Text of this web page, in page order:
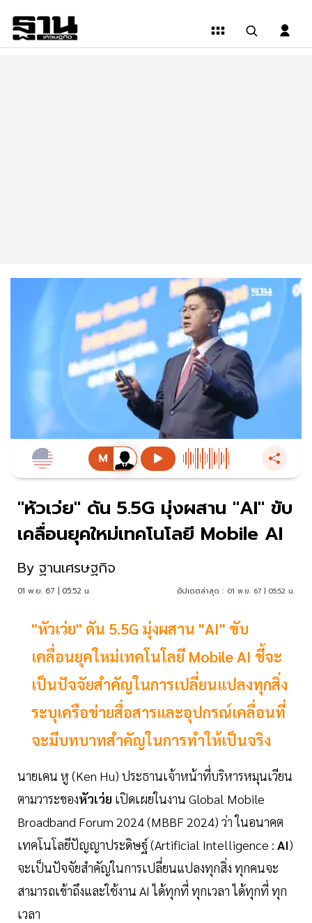
"หัวเว่ย" ดัน 5.5G มุ่งผสาน "AI" ขับ
เคลื่อนยุคใหม่เทคโนโลยี Mobile AI
By ฐานเศรษฐกิจ
01 พ.ย. 67 | 05:52 น. อัปเดตล่าสุด : 01 พ.ย. 67 | 05:52 น.
"หัวเว่ย" ดัน 5.5G มุ่งผสาน "AI" ขับ
เคลื่อนยุคใหม่เทคโนโลยี Mobile AI ชี้จะ
เป็นปัจจัยสำคัญในการเปลี่ยนแปลงทุกสิ่ง
ระบุเครือข่ายสื่อสารและอุปกรณ์เคลื่อนที่
จะมีบทบาทสำคัญในการทำให้เป็นจริง
นายเคน หู (Ken Hu) ประธานเจ้าหน้าที่บริหารหมุนเวียน
ตามวาระของหัวเว่ย เปิดเผยในงาน Global Mobile
Broadband Forum 2024 (MBBF 2024) ว่า ในอนาคต
เทคโนโลยีปัญญาประดิษฐ์ (Artificial Intelligence : AI)
จะเป็นปัจจัยสำคัญในการเปลี่ยนแปลงทุกสิ่ง ทุกคนจะ
สามารถเข้าถึงและใช้งาน AI ได้ทุกที่ ทุกเวลา ได้ทุกที่ ทุก
เวลา